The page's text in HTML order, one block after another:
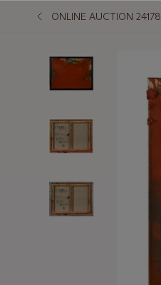
ONLINE AUCTION 24178